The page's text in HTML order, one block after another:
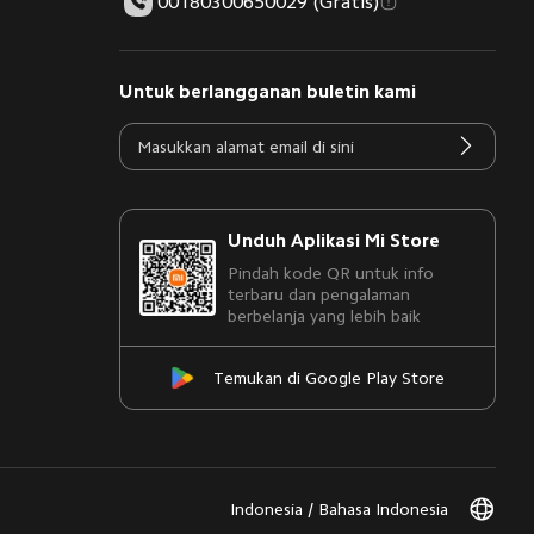
Untuk berlangganan buletin kami
Unduh Aplikasi Mi Store
Pindah kode QR untuk info
terbaru dan pengalaman
berbelanja yang lebih baik
Temukan di Google Play Store
Indonesia / Bahasa Indonesia